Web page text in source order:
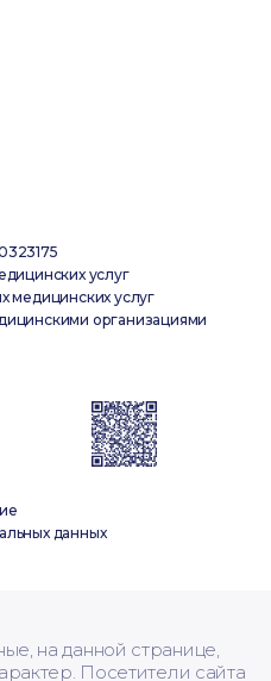
услуг
медицинских услуг
организациями
данных
на данной странице,
Посетители сайта